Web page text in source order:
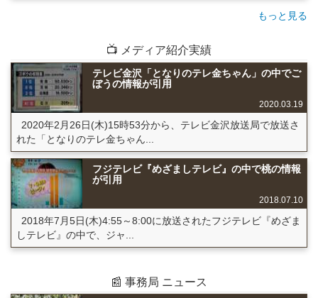
もっと見る
📺 メディア紹介実績
テレビ金沢「となりのテレ金ちゃん」の中でご
ぼうの情報が引用
2020.03.19
2020年2月26日(木)15時53分から、テレビ金沢放送局で放送さ
れた「となりのテレ金ちゃん...
フジテレビ『めざましテレビ』の中で桃の情報
が引用
2018.07.10
2018年7月5日(木)4:55～8:00に放送されたフジテレビ『めざま
しテレビ』の中で、ジャ...
📰 事務局 ニュース